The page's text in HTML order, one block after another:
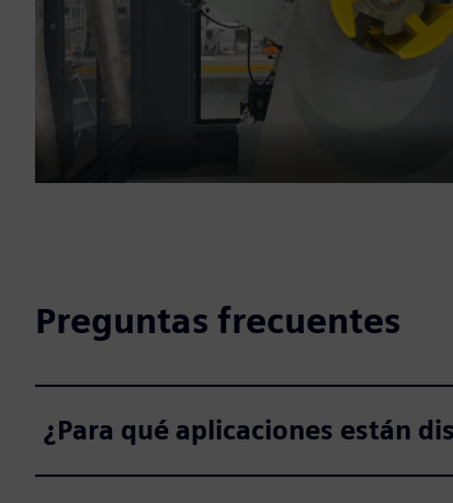
Preguntas frecuentes
¿Para qué aplicaciones están